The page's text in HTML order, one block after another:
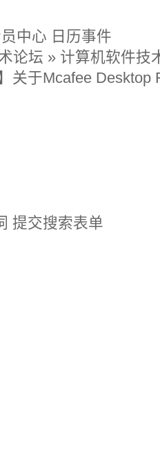
中心 日历事件
论坛 » 计算机软件技
关于Mcafee Desktop
提交搜索表单